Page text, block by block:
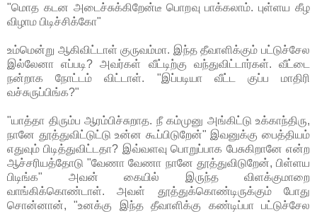
"மொத கடன அடைச்சுக்கிறேன்டீ பொறவு பாக்கலாம். புள்ளய கீழ
விழாம பிடிச்சிக்கோ"
உம்மென்று ஆகிவிட்டாள் குருவம்மா. இந்த தீவாளிக்கும் பட்டுச்சேல
இல்லேனா எப்படி? அவர்கள் வீட்டிற்கு வந்துவிட்டார்கள். வீட்டை
நன்றாக நோட்டம் விட்டாள். "இப்படியா வீட்ட குப்ப மாதிரி
வச்சுருப்பிங்க?"
"யாத்தா திரும்ப ஆரம்பிச்சுறாத. நீ கம்முனு அங்கிட்டு உக்காந்திரு,
நானே தூத்துவிட்டுட்டு உன்ன கூப்பிடுறேன்" இவனுக்கு பைத்தியம்
எதுவும் பிடித்துவிட்டதா? இவ்வளவு பொறுப்பாக பேசுகிறானே என்ற
ஆச்சரியத்தோடு "வேணா வேணா நானே தூத்துவிடுறேன், பிள்ளய
பிடிங்க" அவன் கையில் இருந்த விளக்குமாறை
வாங்கிக்கொண்டாள். அவள் தூத்துக்கொண்டிருக்கும் போது
சொன்னான், "உனக்கு இந்த தீவாளிக்கு கண்டிப்பா பட்டுச்சேல